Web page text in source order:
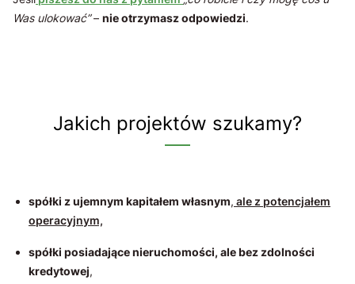
Was ulokować”– nie otrzymasz odpowiedzi.
Jakich projektów szukamy?
spółki z ujemnym kapitałem własnym, ale z potencjałem
operacyjnym,
spółki posiadające nieruchomości, ale bez zdolności
kredytowej,